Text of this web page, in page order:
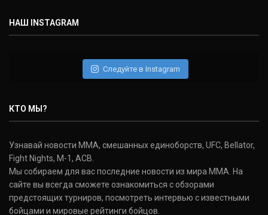
НАШ INSTAGRAM
Следуйте в Instagram
КТО МЫ?
Узнавай новости ММА, смешанных единоборств, UFC, Bellator,
Fight Nights, M-1, ACB.
Мы собираем для вас последние новости из мира ММА. На
сайте вы всегда сможете ознакомиться с обзорами
предстоящих турниров, посмотреть интервью с известными
бойцами и мировые рейтинги бойцов.